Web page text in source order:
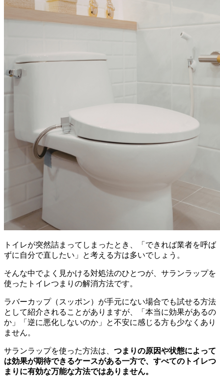
トイレが突然詰まってしまったとき、「できれば業者を呼ば
ずに自分で直したい」と考える方は多いでしょう。
そんな中でよく見かける対処法のひとつが、サランラップを
使ったトイレつまりの解消方法です。
ラバーカップ（スッポン）が手元にない場合でも試せる方法
として紹介されることがありますが、「本当に効果があるの
か」「逆に悪化しないのか」と不安に感じる方も少なくあり
ません。
サランラップを使った方法は、 つまりの原因や状態によって
は効果が期待できるケースがある一方で、すべてのトイレつ
まりに有効な万能な方法ではありません。